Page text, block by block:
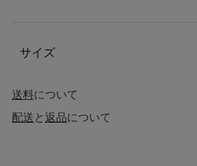
送料について
配送と返品について
サイズ